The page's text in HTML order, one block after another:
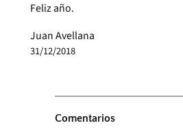
Feliz año.
Juan Avellana
31/12/2018
Comentarios